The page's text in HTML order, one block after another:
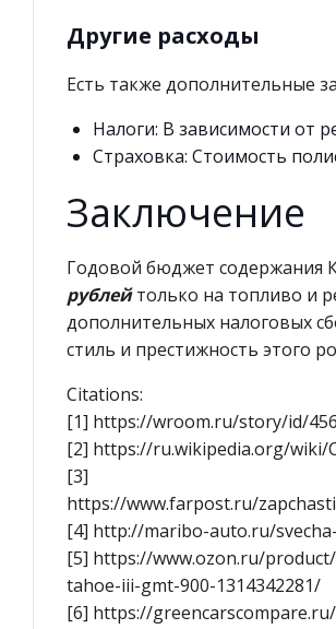
Другие расходы
Есть также дополнительные
Налоги: В зависимости от
Страховка: Стоимость
Заключение
Годовой бюджет содержания
рублейтолько на топливо и
дополнительных налоговых
стиль и престижность этого
Citations:
[1] https://wroom.ru/story/id/
[2] https://ru.wikipedia.org/wiki/
[3]
https://www.farpost.ru/zapchasti/
[4] http://maribo-auto.ru/
[5] https://www.ozon.ru/
tahoe-iii-gmt-900-1314342281/
[6] https://